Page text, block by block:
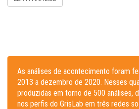
As análises de acontecimento foram
2013 a dezembro de 2020. Nesses
produzidas em torno de 500 análises,
nos perfis do GrisLab em três redes